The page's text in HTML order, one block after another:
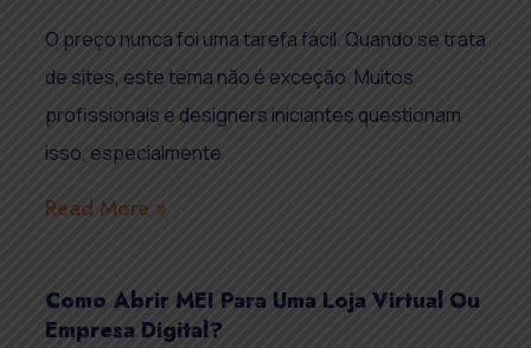
O preço nunca foi uma tarefa fácil. Quando se trata
de sites, este tema não é exceção. Muitos
profissionais e designers iniciantes questionam
isso, especialmente
Read More »
Como Abrir MEI Para Uma Loja Virtual Ou
Empresa Digital?